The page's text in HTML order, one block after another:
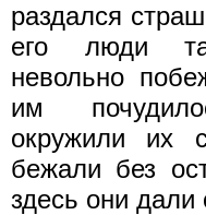
раздался
его люди
невольно
им
окружили их
бежали без
здесь они дали